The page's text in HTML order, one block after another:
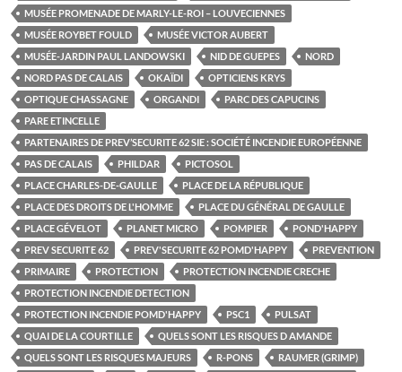
MUSÉE PROMENADE DE MARLY-LE-ROI – LOUVECIENNES
MUSÉE ROYBET FOULD
MUSÉE VICTOR AUBERT
MUSÉE-JARDIN PAUL LANDOWSKI
NID DE GUEPES
NORD
NORD PAS DE CALAIS
OKAÏDI
OPTICIENS KRYS
OPTIQUE CHASSAGNE
ORGANDI
PARC DES CAPUCINS
PARE ETINCELLE
PARTENAIRES DE PREV’SECURITE 62 SIE : SOCIÉTÉ INCENDIE EUROPÉENNE
PAS DE CALAIS
PHILDAR
PICTOSOL
PLACE CHARLES-DE-GAULLE
PLACE DE LA RÉPUBLIQUE
PLACE DES DROITS DE L'HOMME
PLACE DU GÉNÉRAL DE GAULLE
PLACE GÉVELOT
PLANET MICRO POMPIER
POND'HAPPY
PREV SECURITE 62
PREV'SECURITE 62 POMD'HAPPY
PREVENTION
PRIMAIRE
PROTECTION
PROTECTION INCENDIE CRECHE
PROTECTION INCENDIE DETECTION
PROTECTION INCENDIE POMD'HAPPY
PSC1
PULSAT
QUAI DE LA COURTILLE
QUELS SONT LES RISQUES D AMANDE
QUELS SONT LES RISQUES MAJEURS
R-PONS
RAUMER (GRIMP)